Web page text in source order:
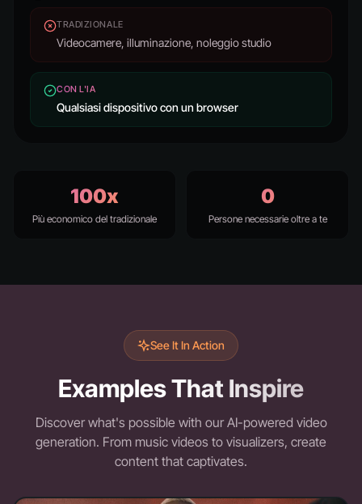
TRADIZIONALE
Videocamere, illuminazione, noleggio studio
CON L'IA
Qualsiasi dispositivo con un browser
100x
Più economico del tradizionale
0
Persone necessarie oltre a te
See It In Action
Examples That Inspire
Discover what's possible with our AI-powered video
generation. From music videos to visualizers, create
content that captivates.